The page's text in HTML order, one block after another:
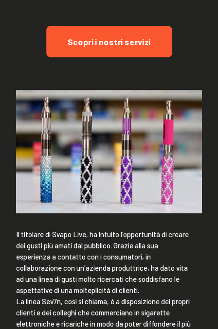
Scopri i nostri servizi
Il titolare di Svapo Live, ha intuito l'opportunità di creare
dei gusti più amati dal pubblico. Grazie alla sua
esperienza a contatto con i consumatori, in
collaborazione con un'azienda produttrice, ha dato vita
ad una linea di gusti molto ricercati che soddisfano le
aspettative di una molteplicità di clienti.
La linea Sev7n, così si chiama, è a disposizione dei propri
clienti e dei colleghi che commerciano in sigarette
elettroniche e ricariche in modo da poter diffondere il più